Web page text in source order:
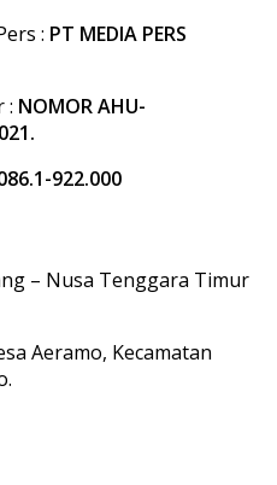
: PT MEDIA PERS
: NOMOR AHU-
922.000
– Nusa Tenggara Timur
Aeramo, Kecamatan